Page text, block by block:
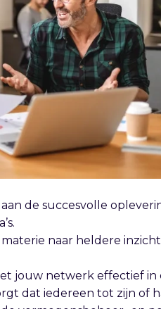
de succesvolle
naar heldere
jouw netwerk effectief in
dat iedereen tot zijn of